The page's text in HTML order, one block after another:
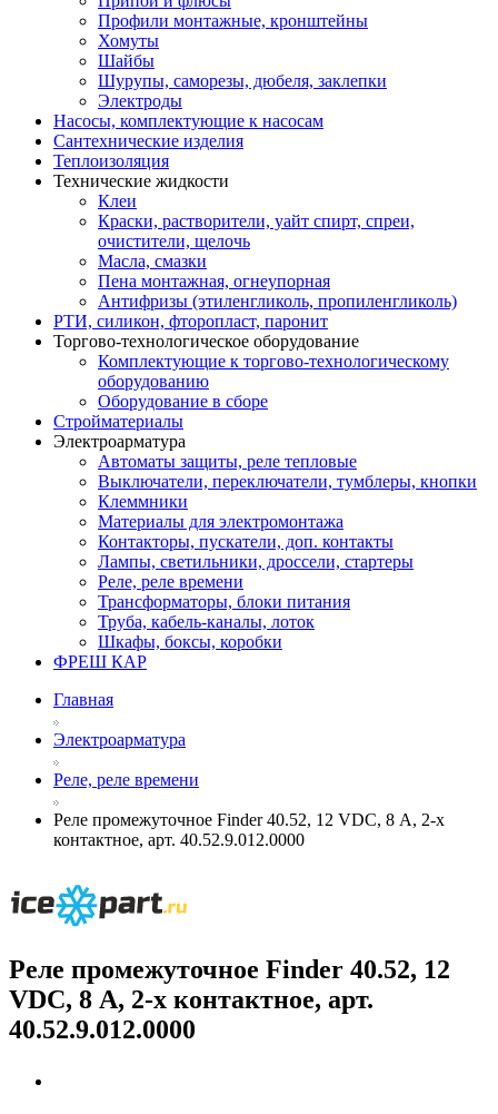
Профили монтажные, кронштейны
Хомуты
Шайбы
Шурупы, саморезы, дюбеля, заклепки
Электроды
Насосы, комплектующие к насосам
Сантехнические изделия
Теплоизоляция
Технические жидкости
Клеи
Краски, растворители, уайт спирт, спреи,
очистители, щелочь
Масла, смазки
Пена монтажная, огнеупорная
Антифризы (этиленгликоль, пропиленгликоль)
РТИ, силикон, фторопласт, паронит
Торгово-технологическое оборудование
Комплектующие к торгово-технологическому
оборудованию
Оборудование в сборе
Стройматериалы
Электроарматура
Автоматы защиты, реле тепловые
Выключатели, переключатели, тумблеры, кнопки
Клеммники
Материалы для электромонтажа
Контакторы, пускатели, доп. контакты
Лампы, светильники, дроссели, стартеры
Реле, реле времени
Трансформаторы, блоки питания
Труба, кабель-каналы, лоток
Шкафы, боксы, коробки
ФРЕШ КАР
Главная
Электроарматура
Реле, реле времени
Реле промежуточное Finder 40.52, 12 VDC, 8 А, 2-х
контактное, арт. 40.52.9.012.0000
Реле промежуточное Finder 40.52, 12
VDC, 8 А, 2-х контактное, арт.
40.52.9.012.0000